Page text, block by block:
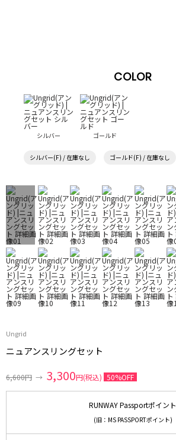
COLOR
シルバー ゴールド
シルバー(F) / 在庫なし ゴールド(F) / 在庫なし
Ungrid
ニュアンスリングセット
6,600円 → 3,300円(税込) 50%OFF
RUNWAY Passportポイント
(旧：MS PASSPORTポイント)